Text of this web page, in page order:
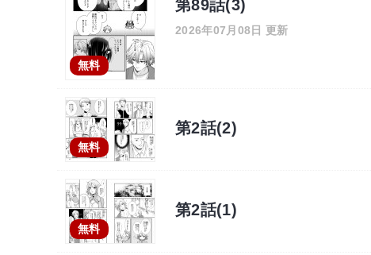
無料
第89話(3)
2026年07月08日 更新
無料
第2話(2)
無料
第2話(1)